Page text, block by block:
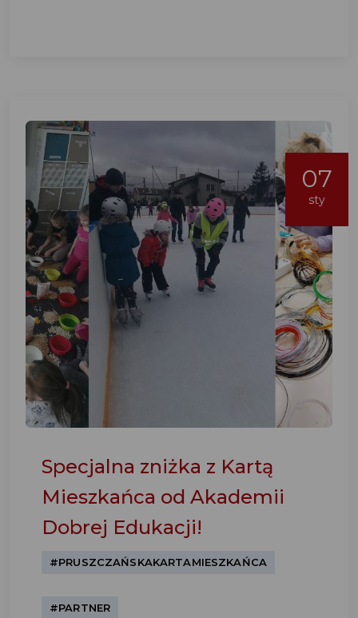
07
sty
Specjalna zniżka z Kartą
Mieszkańca od Akademii
Dobrej Edukacji!
#PRUSZCZAŃSKAKARTAMIESZKAŃCA
#PARTNER